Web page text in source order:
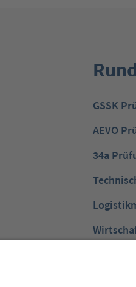
GSSK
AEVO
34a